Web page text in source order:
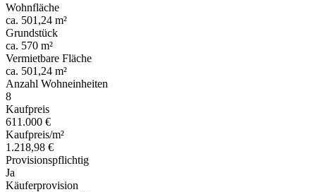
Wohnfläche
ca. 501,24 m²
Grundstück
ca. 570 m²
Vermietbare Fläche
ca. 501,24 m²
Anzahl Wohneinheiten
8
Kaufpreis
611.000 €
Kaufpreis/m²
1.218,98 €
Provisionspflichtig
Ja
Käuferprovision